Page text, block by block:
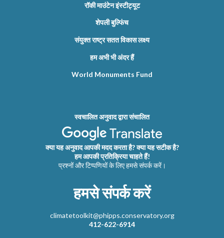
रॉकी माउंटेन इंस्टीट्यूट
शेपली बुल्फिंच
संयुक्त राष्ट्र सतत विकास लक्ष्य
हम अभी भी अंदर हैं
World Monuments Fund
स्वचालित अनुवाद द्वारा संचालित
क्या यह अनुवाद आपकी मदद करता है? क्या यह सटीक है?
हम आपकी प्रतिक्रिया चाहते हैं!
प्रश्नों और टिप्पणियों के लिए हमसे संपर्क करें।
हमसे संपर्क करें
climatetoolkit@phipps.conservatory.org
412-622-6914